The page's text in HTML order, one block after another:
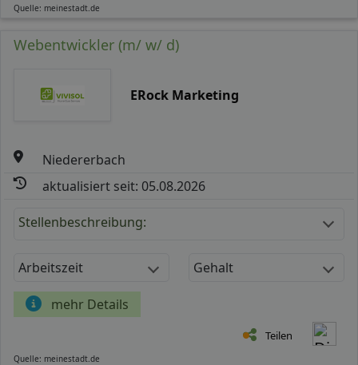
Quelle: meinestadt.de
Webentwickler (m/ w/ d)
ERock Marketing
Niedererbach
aktualisiert seit: 05.08.2026
Stellenbeschreibung:
Arbeitszeit Gehalt
mehr Details
Teilen
Quelle: meinestadt.de